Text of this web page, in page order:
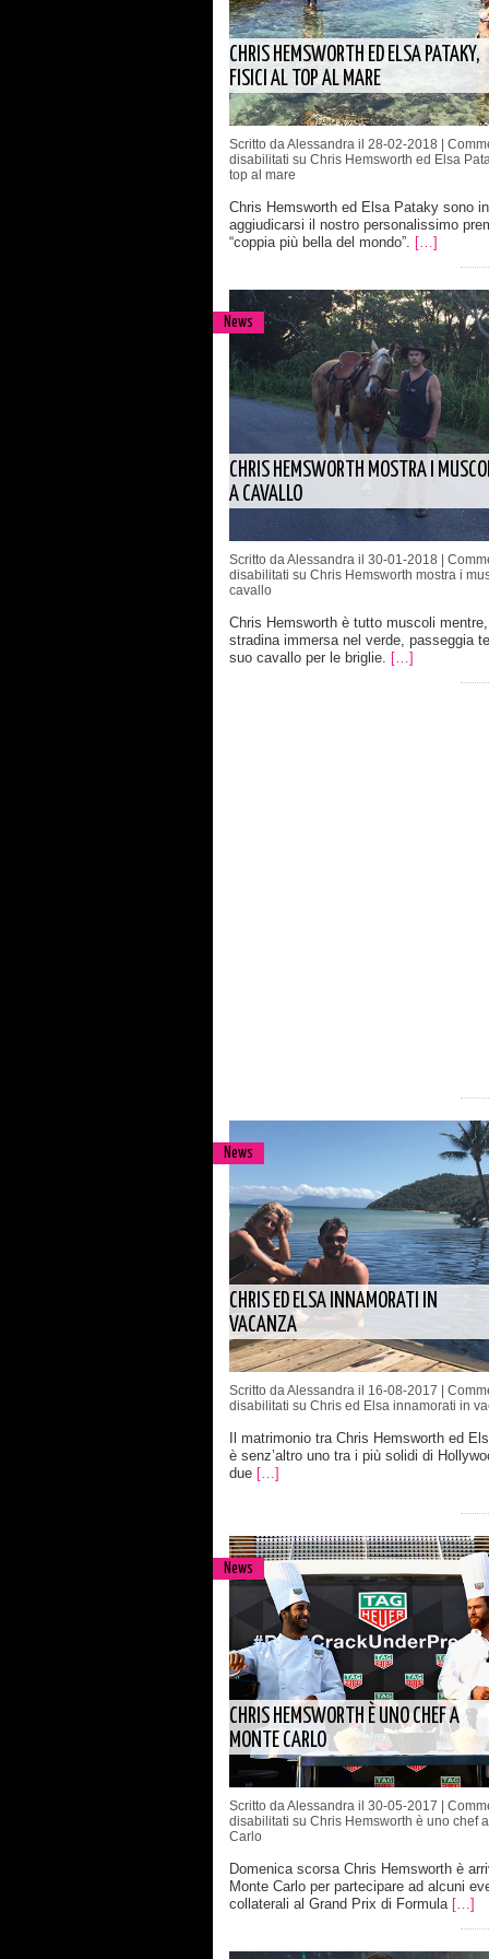
CHRIS HEMSWORTH ED ELSA PATAKY,
FISICI AL TOP AL MARE
Scritto da Alessandra il 28-02-2018 |
disabilitati su Chris Hemsworth ed Elsa
top al mare
Chris Hemsworth ed Elsa Pataky sono
aggiudicarsi il nostro personalissimo
“coppia più bella del mondo”. […]
News
CHRIS HEMSWORTH MOSTRA I
A CAVALLO
Scritto da Alessandra il 30-01-2018 |
disabilitati su Chris Hemsworth mostra i
cavallo
Chris Hemsworth è tutto muscoli
stradina immersa nel verde, passeggia
suo cavallo per le briglie. […]
News
CHRIS ED ELSA INNAMORATI IN
VACANZA
Scritto da Alessandra il 16-08-2017 |
disabilitati su Chris ed Elsa innamorati in
Il matrimonio tra Chris Hemsworth ed
è senz’altro uno tra i più solidi di
due […]
News
CHRIS HEMSWORTH È UNO CHEF A
MONTE CARLO
Scritto da Alessandra il 30-05-2017 |
disabilitati su Chris Hemsworth è uno chef
Carlo
Domenica scorsa Chris Hemsworth è
Monte Carlo per partecipare ad alcuni
collaterali al Grand Prix di Formula […]